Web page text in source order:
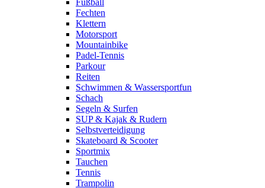
Fechten
Klettern
Motorsport
Mountainbike
Padel-Tennis
Parkour
Reiten
Schwimmen & Wassersportfun
Schach
Segeln & Surfen
SUP & Kajak & Rudern
Selbstverteidigung
Skateboard & Scooter
Sportmix
Tauchen
Tennis
Trampolin